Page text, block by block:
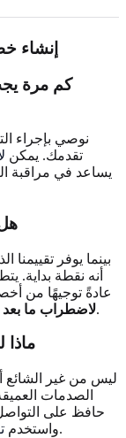
إنشاء
كم مرة
تقدمك. يمكن
يساعد في مراقبة
بينما يوفر تقييمنا
أنه نقطة بداية.
عادةً توجيهًا من
لاضطراب مالإثراء وتسريع محادثاتك مع الممارسين.
ماذا
ليس من غير الشائع
الصدمات
حافظ على
واستخدملتتبع هذه الأنماط.